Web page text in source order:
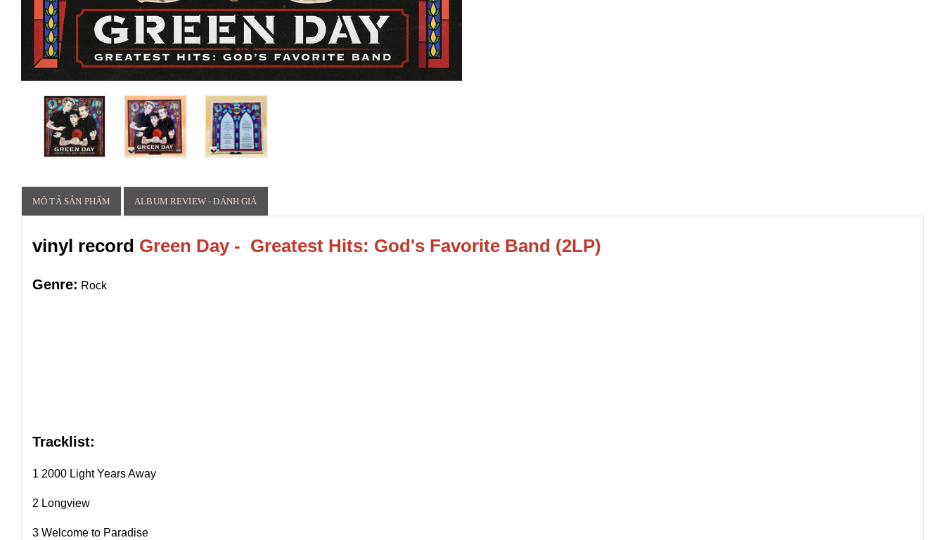
MÔ TẢ SẢN PHẨM ALBUM REVIEW - ĐÁNH GIÁ
vinyl record Green Day - Greatest Hits: God's Favorite Band (2LP)
Genre: Rock
Tracklist:
1 2000 Light Years Away
2 Longview
3 Welcome to Paradise